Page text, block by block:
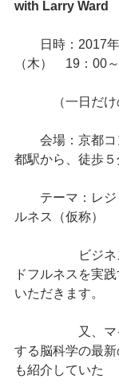
with Larry Ward
日時：2017年
（木）　19：00
（一日だけの
会場：京都コ
都駅から、徒歩５
テーマ：レジ
ルネス（仮称）
ビジネスの
ドフルネスを実
いただきます。
又、マイン
する脳科学の最
も紹介していた